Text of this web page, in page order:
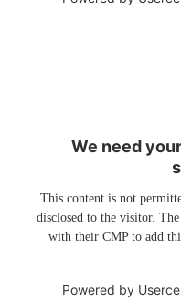
We need
This content is not
disclosed to the visitor.
with their CMP to add
Powered by